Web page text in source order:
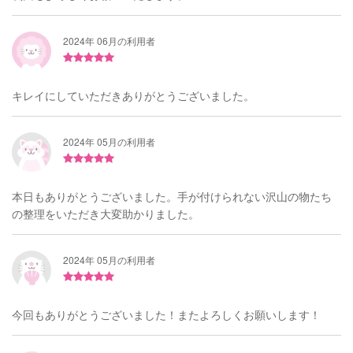
2024年 06月の利用者
キレイにしていただきありがとうございました。
2024年 05月の利用者
本日もありがとうございました。手が付けられない沢山の物たち
の整理をいただき大変助かりました。
2024年 05月の利用者
今回もありがとうございました！またよろしくお願いします！